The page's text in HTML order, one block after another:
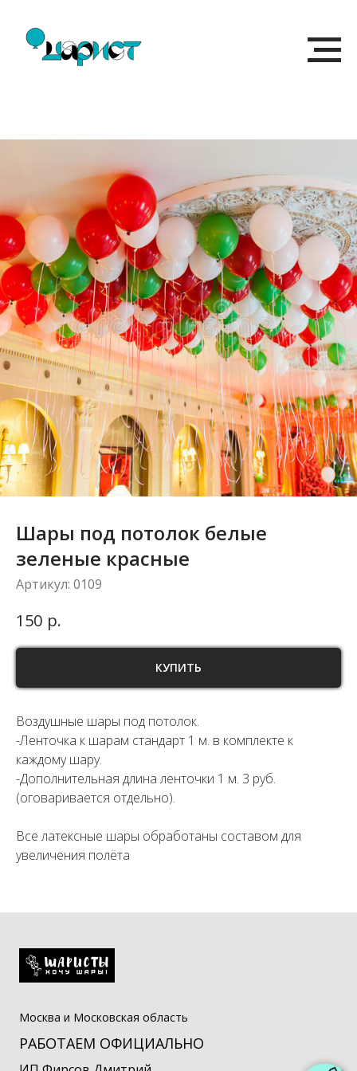
Шары под потолок белые
зеленые красные
Артикул: 0109
150 р.
КУПИТЬ
Воздушные шары под потолок.
-Ленточка к шарам стандарт 1 м. в комплекте к
каждому шару.
-Дополнительная длина ленточки 1 м. 3 руб.
(оговаривается отдельно).
Все латексные шары обработаны составом для
увеличения полёта
Москва и Московская область
РАБОТАЕМ ОФИЦИАЛЬНО